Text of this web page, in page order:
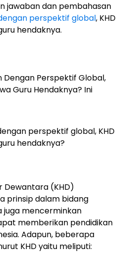
jawaban dan pembahasan
perspektif global, KHD
hendaknya.
perspektif global, KHD
hendaknya?
Dewantara (KHD)
prinsip dalam bidang
juga mencerminkan
memberikan pendidikan
Adapun, beberapa
KHD yaitu meliputi: